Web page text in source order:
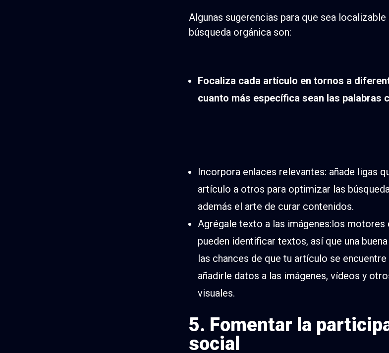
Algunas sugerencias para que sea
búsqueda orgánica son:
Focaliza cada artículo en tornos a
cuanto más específica sean las palabras
Incorpora enlaces relevantes: añade ligas
artículo a otros para optimizar las
además el arte de curar contenidos.
Agrégale texto a las imágenes:los motores
pueden identificar textos, así que una
las chances de que tu artículo se
añadirle datos a las imágenes, vídeos y
visuales.
5. Fomentar la
social